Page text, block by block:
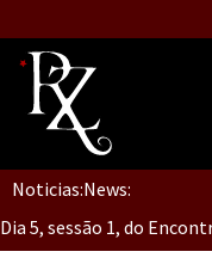
Inicio
Quiénes Somos
Noticias:News:
Dia 5, Sessão 2,
Dia 5, sessão 1, do